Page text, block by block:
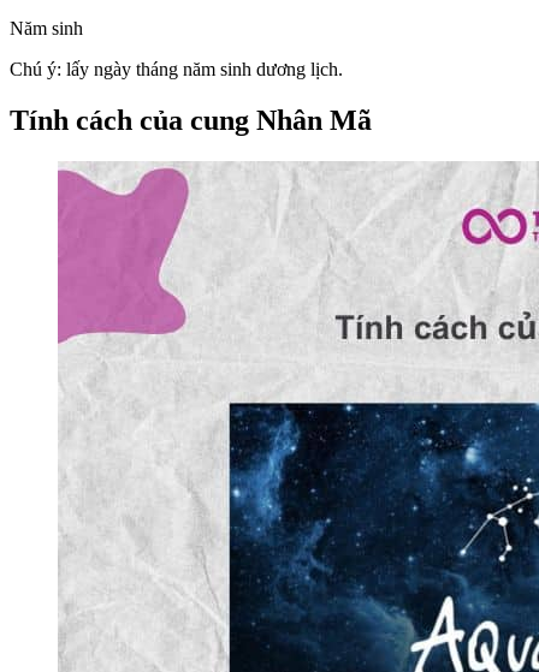
Năm sinh
Chú ý: lấy ngày tháng năm sinh dương lịch.
Tính cách của cung Nhân Mã